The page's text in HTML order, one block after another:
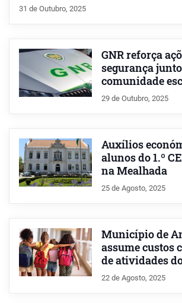
31 de Outubro, 2025
GNR reforça
segurança
comunidade
29 de Outubro, 2025
Auxílios
alunos do 1.º
na Mealhada
25 de Agosto, 2025
Município de
assume custos
de atividades
22 de Agosto, 2025